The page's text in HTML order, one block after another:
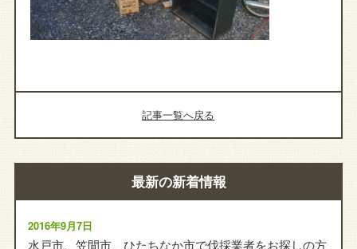
記事一覧へ戻る
最新の新着情報
2016年9月7日
水戸市、笠間市、ひたちなか市で伐採業者をお探しの方